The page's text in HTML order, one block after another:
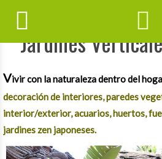
Jardines
Vivir con la naturaleza dentro del
decoración de interiores, paredes
interior/exterior, acuarios, huertos,
jardines zen japoneses.